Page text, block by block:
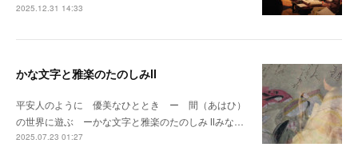
2025.12.31 14:33
かな文字と雅楽のたのしみⅡ
平安人のように 優美なひととき ー 間（あはひ）
の世界に遊ぶ ーかな文字と雅楽のたのしみ Ⅱみな…
2025.07.23 01:27